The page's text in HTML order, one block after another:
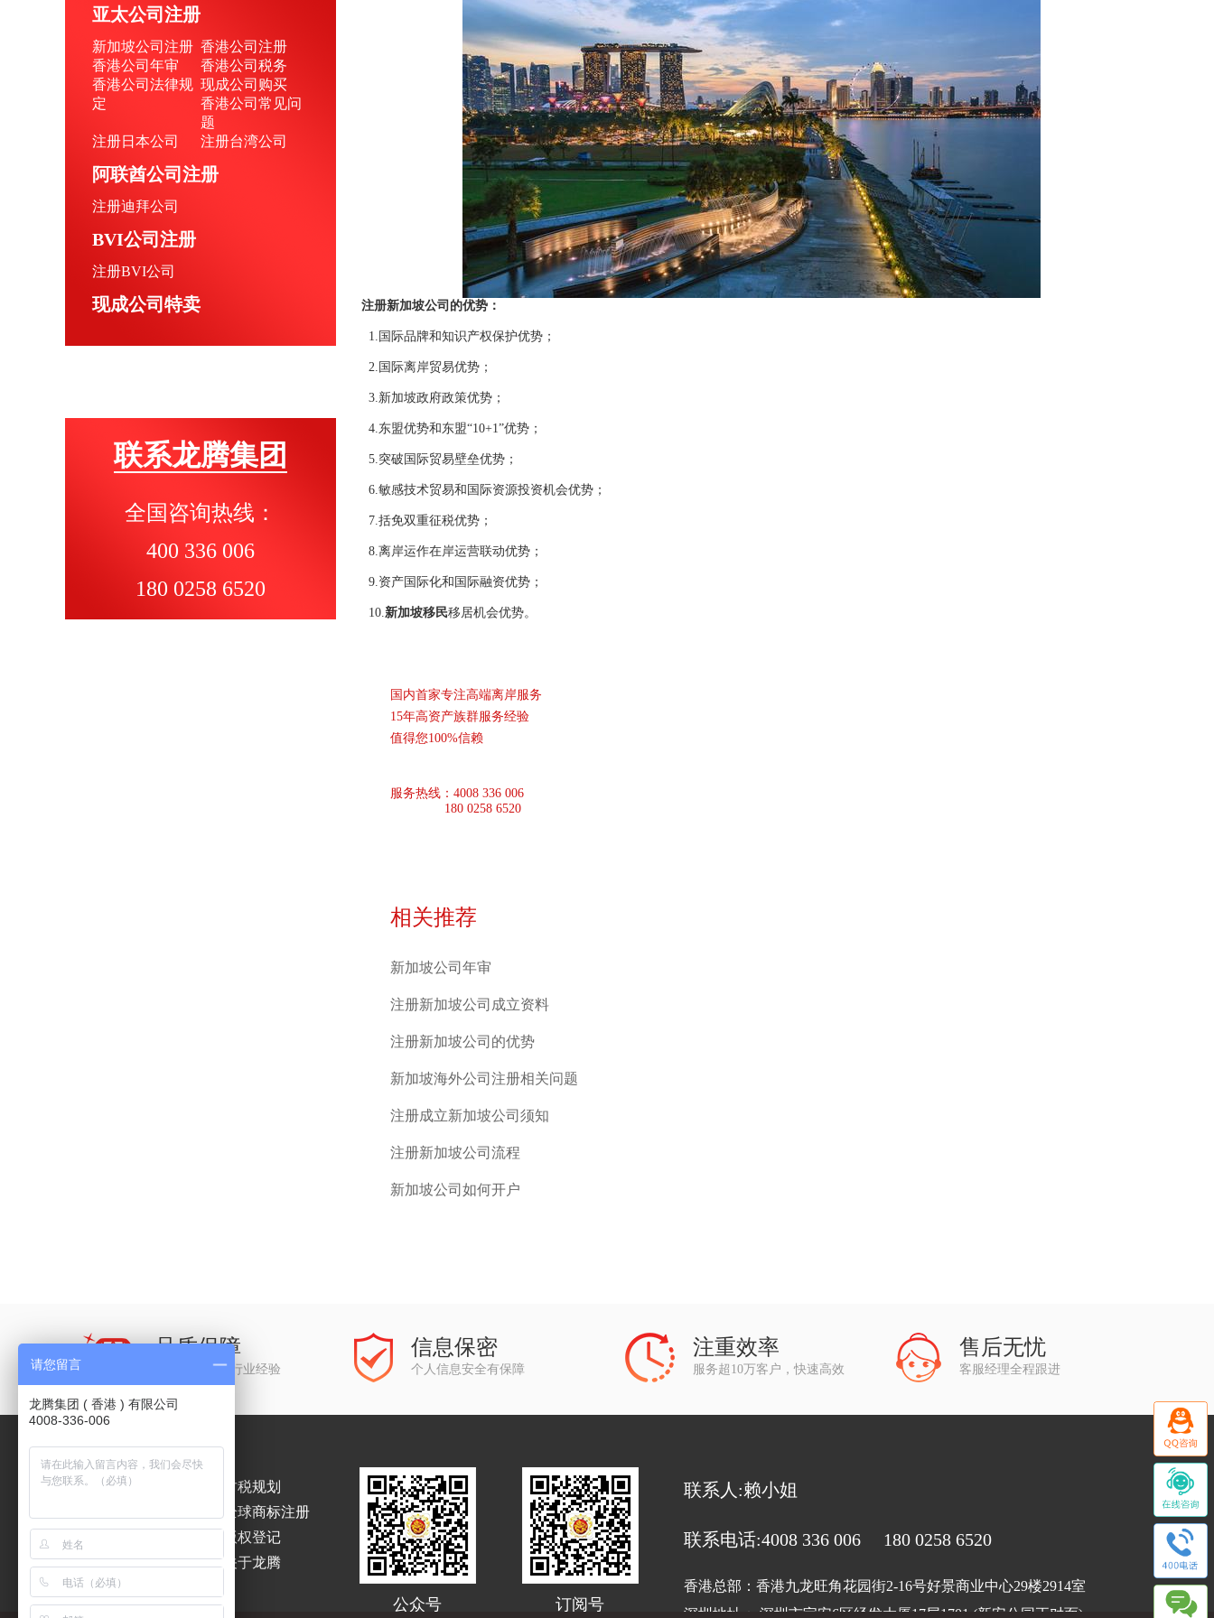
亚太公司注册
新加坡公司注册 香港公司注册
香港公司年审
香港公司税务
香港公司法律规
定
现成公司购买
香港公司常见问
题
注册日本公司
注册台湾公司
阿联酋公司注册
注册迪拜公司
BVI公司注册
注册BVI公司
现成公司特卖
联系龙腾集团
全国咨询热线：
400 336 006
180 0258 6520
注册新加坡公司 的优势：
1.国际品牌和知识产权保护优势；
2.国际离岸贸易优势；
3.新加坡政府政策优势；
4.东盟优势和东盟“10+1”优势；
5.突破国际贸易壁垒优势；
6.敏感技术贸易和国际资源投资机会优势；
7.括免双重征税优势；
8.离岸运作在岸运营联动优势；
9.资产国际化和国际融资优势；
10. 新加坡移民移居机会优势。
国内首家专注高端离岸服务
15年高资产族群服务经验
值得您100%信赖
服务热线： 4008 336 006
180 0258 6520
相关推荐
新加坡公司年审
注册新加坡公司成立资料
注册新加坡公司的优势
新加坡海外公司注册相关问题
注册成立新加坡公司须知
注册新加坡公司流程
新加坡公司如何开户
品质保障
公司经历15年行业经验
信息保密
个人信息安全有保障
注重效率
服务超10万客户，快速高效
售后无忧
客服经理全程跟进
香港公司注册
银行开户
财税规划
全球商标注册
版权登记
关于龙腾
公众号 订阅号
联系人:赖小姐
联系电话:4008 336 006 180 0258 6520
香港总部：香港九龙旺角花园街2-16号好景商业中心29楼2914室
深圳地址： 深圳市宝安6区经发大厦17层1701 (新安公园正对面)
请您留言
龙腾集团 ( 香港 ) 有限公司
4008-336-006